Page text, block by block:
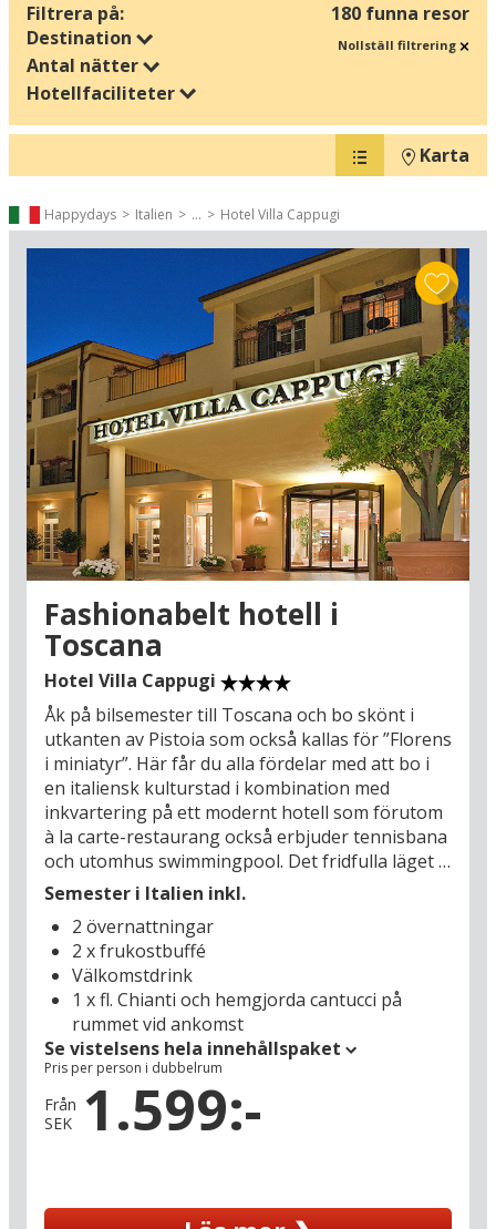
och njuta av det sjudande sommarlivet på trottoarcaféer under
skuggande markiser.
Din semester i Italien kan bli ännu mera läcker: Speciellt när
italiensk sommarsemester rimmar på långa lata dagar på stranden
och strandliv med kilometerlånga vita sandstränder och azurblått
vatten. Italien är känt för att ha barnvänliga stränder och hotell på
lagom köravstånd till Lido de Jesolo är populära för en
Och när vi pratat om Italiens pärlor får vi inte glömmaGardasjön.
Den glittrande sjön omgiven av höga bergstoppar och
pastellfärgade hus är ett legendariskt semestermål: Här finns det
mängder av aktiviteter för familjen bl.a. nöjesparkerna Gardaland,
Caneva Aquapark och Movieland samt massor av sköna
kuststäder och idylliska vingårdar i inlandet där du kan smaka på
viner som Valpolicella, Brunello och Amarone.
Utforska också vackraToscanamed sina guldgula solrosodlingar
och röda oceaner av vallmor mellan mjuka kullar där cypresser
och pinjeträd stolt sticker upp sina kronor. Semestra också i
vidunderliga
Venetosom lockar med flaggskepp som Verona och
Venedig. Se också Venetos övriga praktstäder som är fulla av
vackra italienska villor och stora sevärdheter.
Här får du en översikt på våra hotell – hitta ditt favoritresmål och
Filtrera på:
180 funna resor
Destination
Antal nätter
Hotellfaciliteter
Nollställ filtrering
Karta
Happydays Italien ... Hotel Villa Cappugi
Fashionabelt hotell i
Toscana
Hotel Villa Cappugi
Åk på bilsemester till Toscana och bo skönt i
utkanten av Pistoia som också kallas för ”Florens
i miniatyr”. Här får du alla fördelar med att bo i
en italiensk kulturstad i kombination med
inkvartering på ett modernt hotell som förutom
à la carte-restaurang också erbjuder tennisbana
och utomhus swimmingpool. Det fridfulla läget i
Pistoia (2 km) gör att du kan dra dig tillbaka och
du lust att varva ner med ett glas toskanskt vin i
den frodiga hotellträdgården eller ta ett
svalkande dopp i poolen? Pistoia bjuder på
mängder av upplevelser i form av museum,
gallerier, butiker och restauranger – dessutom
ligger Toscanas övriga höjdpunkter på bekvämt
köravstånd: Besök Montecatini Terme (21 km),
Florens (46 km), Lucca (50 km) och Pisa (64 km).
kyrkor och historiska byggnader; första stoppet
Semester i Italien inkl.
2 övernattningar
2 x frukostbuffé
Välkomstdrink
1 x fl. Chianti och hemgjorda cantucci på
rummet vid ankomst
Se vistelsens hela innehållspaket
Pris per person i dubbelrum
Från
SEK
1.599:-